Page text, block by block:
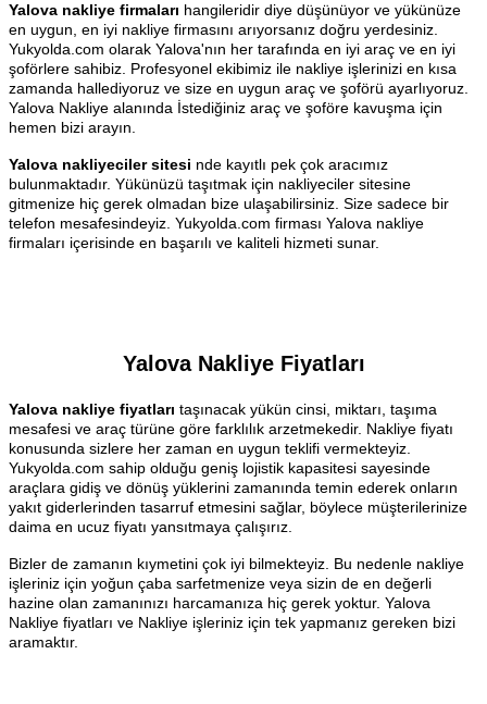
Yalova nakliye firmaları hangileridir diye düşünüyor ve yükünüze
en uygun, en iyi nakliye firmasını arıyorsanız doğru yerdesiniz.
Yukyolda.com olarak Yalova'nın her tarafında en iyi araç ve en iyi
şoförlere sahibiz. Profesyonel ekibimiz ile nakliye işlerinizi en kısa
zamanda hallediyoruz ve size en uygun araç ve şoförü ayarlıyoruz.
Yalova Nakliye alanında İstediğiniz araç ve şoföre kavuşma için
hemen bizi arayın.
Yalova nakliyeciler sitesi nde kayıtlı pek çok aracımız
bulunmaktadır. Yükünüzü taşıtmak için nakliyeciler sitesine
gitmenize hiç gerek olmadan bize ulaşabilirsiniz. Size sadece bir
telefon mesafesindeyiz. Yukyolda.com firması Yalova nakliye
firmaları içerisinde en başarılı ve kaliteli hizmeti sunar.
Yalova Nakliye Fiyatları
Yalova nakliye fiyatları taşınacak yükün cinsi, miktarı, taşıma
mesafesi ve araç türüne göre farklılık arzetmekedir. Nakliye fiyatı
konusunda sizlere her zaman en uygun teklifi vermekteyiz.
Yukyolda.com sahip olduğu geniş lojistik kapasitesi sayesinde
araçlara gidiş ve dönüş yüklerini zamanında temin ederek onların
yakıt giderlerinden tasarruf etmesini sağlar, böylece müşterilerinize
daima en ucuz fiyatı yansıtmaya çalışırız.
Bizler de zamanın kıymetini çok iyi bilmekteyiz. Bu nedenle nakliye
işleriniz için yoğun çaba sarfetmenize veya sizin de en değerli
hazine olan zamanınızı harcamanıza hiç gerek yoktur. Yalova
Nakliye fiyatları ve Nakliye işleriniz için tek yapmanız gereken bizi
aramaktır.